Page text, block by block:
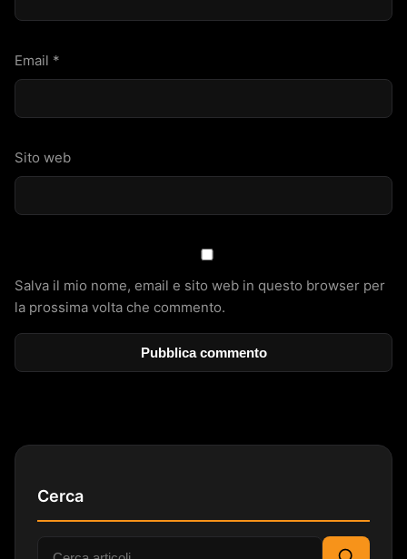
Email *
Sito web
Salva il mio nome, email e sito web in questo browser per
la prossima volta che commento.
Cerca
Cerca: